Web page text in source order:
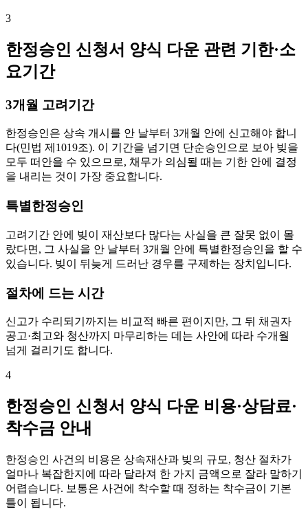
3
한정승인 신청서 양식 다운 관련 기한·소
요기간
3개월 고려기간
한정승인은 상속 개시를 안 날부터 3개월 안에 신고해야 합니
다(민법 제1019조). 이 기간을 넘기면 단순승인으로 보아 빚을
모두 떠안을 수 있으므로, 채무가 의심될 때는 기한 안에 결정
을 내리는 것이 가장 중요합니다.
특별한정승인
고려기간 안에 빚이 재산보다 많다는 사실을 큰 잘못 없이 몰
랐다면, 그 사실을 안 날부터 3개월 안에 특별한정승인을 할 수
있습니다. 빚이 뒤늦게 드러난 경우를 구제하는 장치입니다.
절차에 드는 시간
신고가 수리되기까지는 비교적 빠른 편이지만, 그 뒤 채권자
공고·최고와 청산까지 마무리하는 데는 사안에 따라 수개월
넘게 걸리기도 합니다.
4
한정승인 신청서 양식 다운 비용·상담료·
착수금 안내
한정승인 사건의 비용은 상속재산과 빚의 규모, 청산 절차가
얼마나 복잡한지에 따라 달라져 한 가지 금액으로 잘라 말하기
어렵습니다. 보통은 사건에 착수할 때 정하는 착수금이 기본
틀이 됩니다.